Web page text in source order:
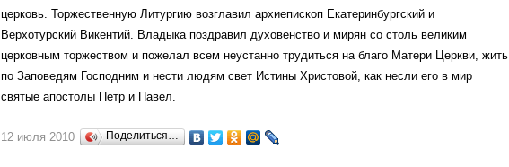
церковь. Торжественную Литургию возглавил архиепископ Екатеринбургский и
Верхотурский Викентий. Владыка поздравил духовенство и мирян со столь великим
церковным торжеством и пожелал всем неустанно трудиться на благо Матери Церкви, жить
по Заповедям Господним и нести людям свет Истины Христовой, как несли его в мир
святые апостолы Петр и Павел.
12 июля 2010 Поделиться…